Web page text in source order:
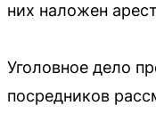
них наложен
Уголовное дело
посредников